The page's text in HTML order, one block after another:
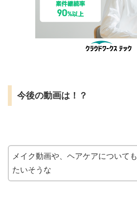
今後の動画は！？
メイク動画や、ヘアケアについても
たいそうな